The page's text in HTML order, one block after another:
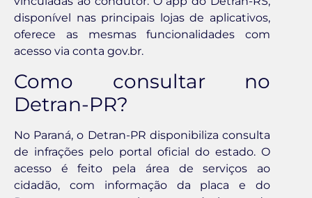
disponível nas principais lojas de aplicativos,
oferece as mesmas funcionalidades com
acesso via conta gov.br.
Como consultar no
Detran-PR?
No Paraná, o Detran-PR disponibiliza consulta
de infrações pelo portal oficial do estado. O
acesso é feito pela área de serviços ao
cidadão, com informação da placa e do